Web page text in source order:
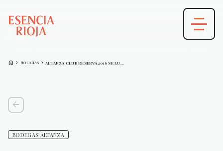
HOME CHEVRON_FORWARD NOTICIAS CHEVRON_FORWARD
arrow_back
BODEGAS ALTANZA